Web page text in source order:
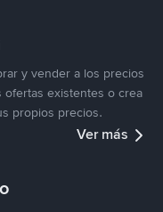
y vender a los precios
ofertas existentes o crea
propios precios.
Ver más